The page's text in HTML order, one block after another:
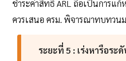
ชำระค่าสิทธิ ARL ถือเป็นการแก้
ควรเสนอ ครม. พิจารณาทบทวน
ระยะที่ 5 : เร่งหารือระ